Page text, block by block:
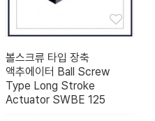
볼스크류 타입 장축
액추에이터 Ball Screw
Type Long Stroke
Actuator SWBE 125